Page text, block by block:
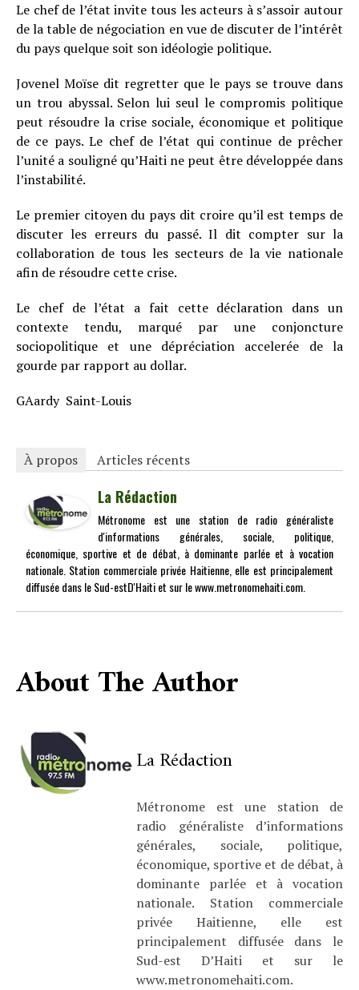
Le chef de l’état invite tous les acteurs à s’assoir autour
de la table de négociation en vue de discuter de l’intérêt
du pays quelque soit son idéologie politique.
Jovenel Moïse dit regretter que le pays se trouve dans
un trou abyssal. Selon lui seul le compromis politique
peut résoudre la crise sociale, économique et politique
de ce pays. Le chef de l’état qui continue de prêcher
l’unité a souligné qu’Haiti ne peut être développée dans
l’instabilité.
Le premier citoyen du pays dit croire qu’il est temps de
discuter les erreurs du passé. Il dit compter sur la
collaboration de tous les secteurs de la vie nationale
afin de résoudre cette crise.
Le chef de l’état a fait cette déclaration dans un
contexte tendu, marqué par une conjoncture
sociopolitique et une dépréciation accelerée de la
gourde par rapport au dollar.
GAardy Saint-Louis
À propos Articles récents
La Rédaction
Métronome est une station de radio généraliste
d'informations générales, sociale, politique,
économique, sportive et de débat, à dominante parlée et à vocation
nationale. Station commerciale privée Haitienne, elle est principalement
diffusée dans le Sud-estD'Haiti et sur le www.metronomehaiti.com.
About The Author
La Rédaction
Métronome est une station de
radio généraliste d’informations
générales, sociale, politique,
économique, sportive et de débat, à
dominante parlée et à vocation
nationale. Station commerciale
privée Haitienne, elle est
principalement diffusée dans le
Sud-est D’Haiti et sur le
www.metronomehaiti.com.